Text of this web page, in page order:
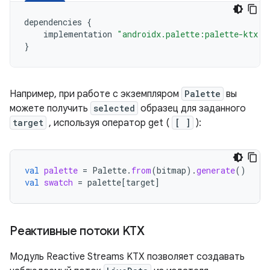
dependencies {
implementation "androidx.palette:palette-
}
Например, при работе с экземпляром Palette вы
можете получить selected образец для заданного
target , используя оператор get ( [ ] ):
val palette = Palette. from(bitmap).generate()
val swatch = palette[target]
Реактивные потоки KTX
Модуль Reactive Streams KTX позволяет создавать